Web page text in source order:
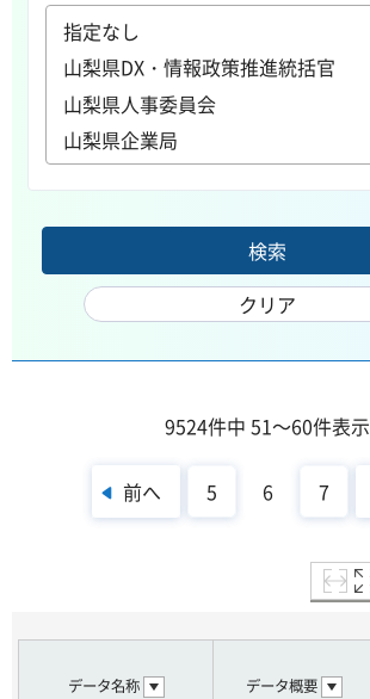
9524件中 51～60件表示
前へ 5 6 7
データ名称 データ概要